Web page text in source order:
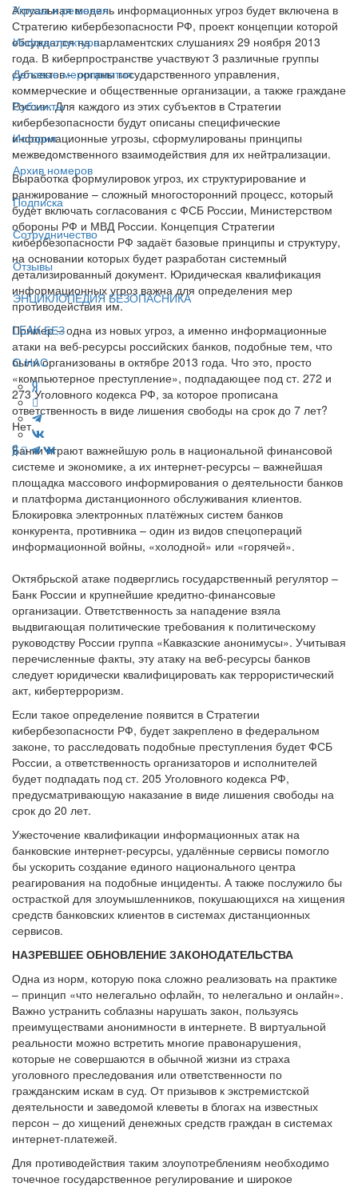
Угрозы и решения
Инфраструктура
Деловые мероприятия
Субъекты
История
Архив номеров
Подписка
Сотрудничество
Отзывы
ЭНЦИКЛОПЕДИЯ БЕЗОПАСНИКА
LEAK-БЕЗ
О НАС
Актуальная модель информационных угроз будет включена в
Стратегию кибербезопасности РФ, проект концепции которой
обсуждался на парламентских слушаниях 29 ноября 2013
года. В киберпространстве участвуют 3 различные группы
субъектов – органы государственного управления,
коммерческие и общественные организации, а также граждане
России. Для каждого из этих субъектов в Стратегии
кибербезопасности будут описаны специфические
информационные угрозы, сформулированы принципы
межведомственного взаимодействия для их нейтрализации.
Выработка формулировок угроз, их структурирование и
ранжирование – сложный многосторонний процесс, который
будет включать согласования с ФСБ России, Министерством
обороны РФ и МВД России. Концепция Стратегии
кибербезопасности РФ задаёт базовые принципы и структуру,
на основании которых будет разработан системный
детализированный документ. Юридическая квалификация
информационных угроз важна для определения мер
противодействия им.
Пример – одна из новых угроз, а именно информационные
атаки на веб-ресурсы российских банков, подобные тем, что
были организованы в октябре 2013 года. Что это, просто
«компьютерное преступление», подпадающее под ст. 272 и
273 Уголовного кодекса РФ, за которое прописана
ответственность в виде лишения свободы на срок до 7 лет?
Нет.
Банки играют важнейшую роль в национальной финансовой
системе и экономике, а их интернет-ресурсы – важнейшая
площадка массового информирования о деятельности банков
и платформа дистанционного обслуживания клиентов.
Блокировка электронных платёжных систем банков
конкурента, противника – один из видов спецопераций
информационной войны, «холодной» или «горячей».
Октябрьской атаке подверглись государственный регулятор –
Банк России и крупнейшие кредитно-финансовые
организации. Ответственность за нападение взяла
выдвигающая политические требования к политическому
руководству России группа «Кавказские анонимусы». Учитывая
перечисленные факты, эту атаку на веб-ресурсы банков
следует юридически квалифицировать как террористический
акт, кибертерроризм.
Если такое определение появится в Стратегии
кибербезопасности РФ, будет закреплено в федеральном
законе, то расследовать подобные преступления будет ФСБ
России, а ответственность организаторов и исполнителей
будет подпадать под ст. 205 Уголовного кодекса РФ,
предусматривающую наказание в виде лишения свободы на
срок до 20 лет.
Ужесточение квалификации информационных атак на
банковские интернет-ресурсы, удалённые сервисы помогло
бы ускорить создание единого национального центра
реагирования на подобные инциденты. А также послужило бы
острасткой для злоумышленников, покушающихся на хищения
средств банковских клиентов в системах дистанционных
сервисов.
НАЗРЕВШЕЕ ОБНОВЛЕНИЕ ЗАКОНОДАТЕЛЬСТВА
Одна из норм, которую пока сложно реализовать на практике
– принцип «что нелегально офлайн, то нелегально и онлайн».
Важно устранить соблазны нарушать закон, пользуясь
преимуществами анонимности в интернете. В виртуальной
реальности можно встретить многие правонарушения,
которые не совершаются в обычной жизни из страха
уголовного преследования или ответственности по
гражданским искам в суд. От призывов к экстремистской
деятельности и заведомой клеветы в блогах на известных
персон – до хищений денежных средств граждан в системах
интернет-платежей.
Для противодействия таким злоупотреблениям необходимо
точечное государственное регулирование и широкое